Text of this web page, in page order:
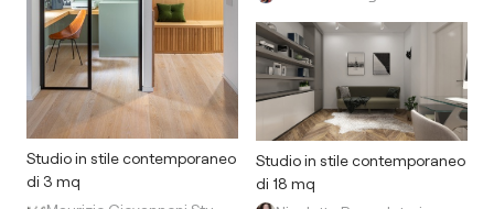
Studio in stile contemporaneo
di 3 mq
Studio in stile contemporaneo
di 18 mq